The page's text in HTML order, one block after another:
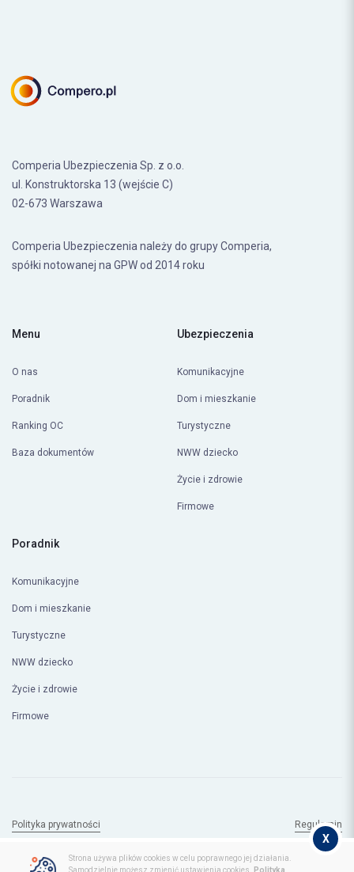
02-673 Warszawa
Comperia Ubezpieczenia należy do grupy Comperia,
O nas Komunikacyjne
Komunikacyjne
Strona używa plików cookies w celu poprawnego jej działania.
Samodzielnie możesz zmienić ustawienia cookies.
Polityka
X